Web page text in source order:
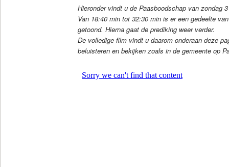
Hieronder vindt u de Paasboodschap van zondag
Van 18:40 min tot 32:30 min is er een gedeelte
getoond. Hierna gaat de prediking weer verder.
De volledige film vindt u daarom onderaan deze
beluisteren en bekijken zoals in de gemeente op